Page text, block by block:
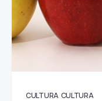
CULTURA CULTURA